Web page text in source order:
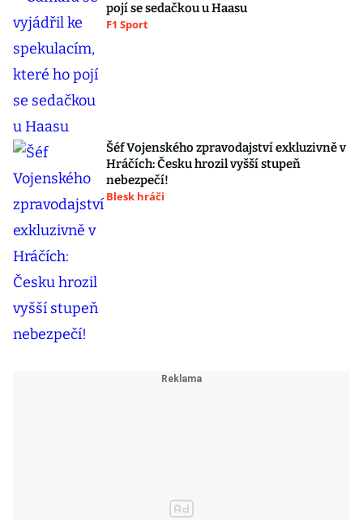
pojí se sedačkou u Haasu
F1 Sport
Šéf Vojenského zpravodajství exkluzivně v
Hráčích: Česku hrozil vyšší stupeň
nebezpečí!
Blesk hráči